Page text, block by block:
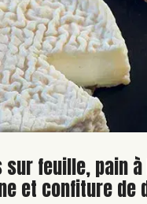
de la recette
sur feuille, pain
et confiture de